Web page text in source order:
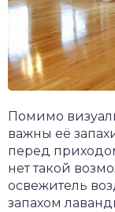
Помимо
важны её
перед
нет такой
освежитель
запахом